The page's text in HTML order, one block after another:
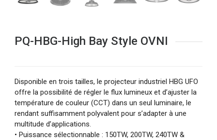
PQ-HBG-High Bay Style OVNI
Disponible en trois tailles, le projecteur industriel HBG UFO
offre la possibilité de régler le flux lumineux et d’ajuster la
température de couleur (CCT) dans un seul luminaire, le
rendant suffisamment polyvalent pour s’adapter à une
multitude d’applications.
• Puissance sélectionnable : 150TW, 200TW, 240TW &